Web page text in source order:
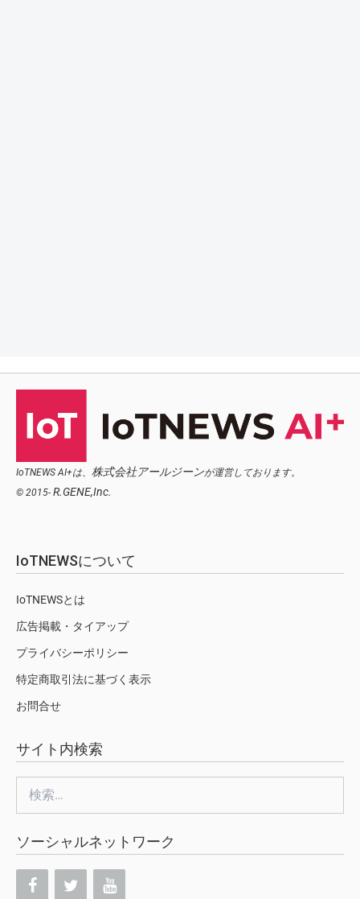
IoTNEWS AI+は、 株式会社アールジーンが運営しております。
© 2015- R.GENE,Inc.
IoTNEWSについて
IoTNEWSとは
広告掲載・タイアップ
プライバシーポリシー
特定商取引法に基づく表示
お問合せ
サイト内検索
索:
ソーシャルネットワーク